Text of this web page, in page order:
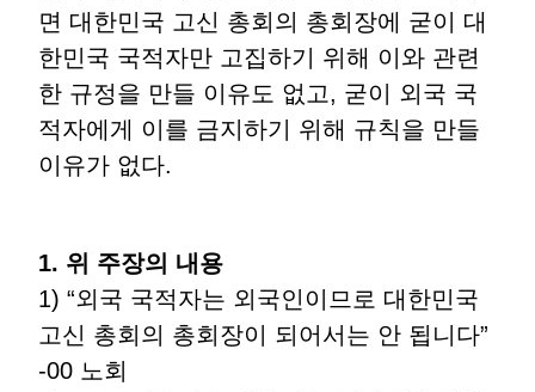
면 대한민국 고신 총회의 총회장에 굳이 대
한민국 국적자만 고집하기 위해 이와 관련
한 규정을 만들 이유도 없고, 굳이 외국 국
적자에게 이를 금지하기 위해 규칙을 만들
이유가 없다.
1. 위 주장의 내용
1) “외국 국적자는 외국인이므로 대한민국
고신 총회의 총회장이 되어서는 안 됩니다”
-00 노회